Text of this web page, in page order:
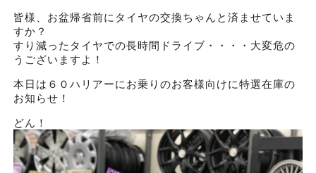
皆様、お盆帰省前にタイヤの交換ちゃんと済ませていま
すか？
すり減ったタイヤでの長時間ドライブ・・・・大変危の
うございますよ！
本日は６０ハリアーにお乗りのお客様向けに特選在庫の
お知らせ！
どん！